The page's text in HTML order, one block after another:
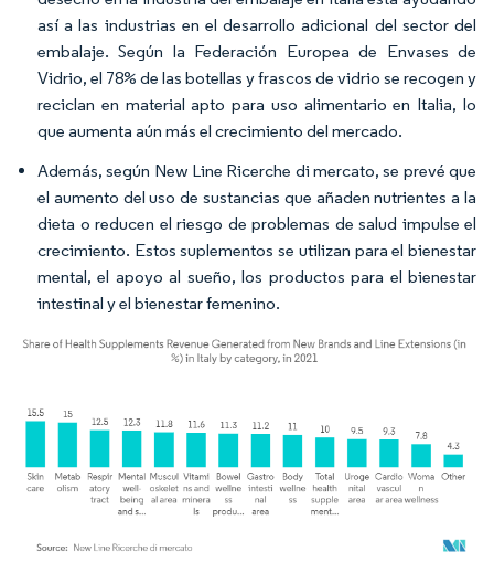
así a las industrias en el desarrollo adicional del sector del
embalaje. Según la Federación Europea de Envases de
Vidrio, el 78% de las botellas y frascos de vidrio se recogen y
reciclan en material apto para uso alimentario en Italia, lo
que aumenta aún más el crecimiento del mercado.
Además, según New Line Ricerche di mercato, se prevé que
el aumento del uso de sustancias que añaden nutrientes a la
dieta o reducen el riesgo de problemas de salud impulse el
crecimiento. Estos suplementos se utilizan para el bienestar
mental, el apoyo al sueño, los productos para el bienestar
intestinal y el bienestar femenino.